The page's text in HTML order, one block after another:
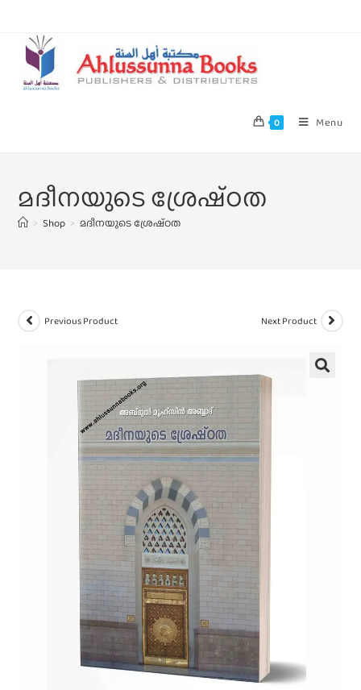
0 Menu
മദീനയുടെ ശ്രേഷ്‌ഠത
> Shop > മദീനയുടെ ശ്രേഷ്‌ഠത
Previous Product Next Product